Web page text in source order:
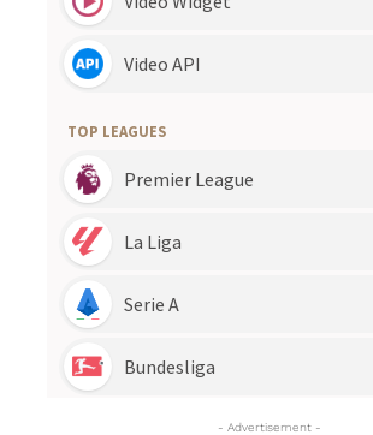
- Advertisement -